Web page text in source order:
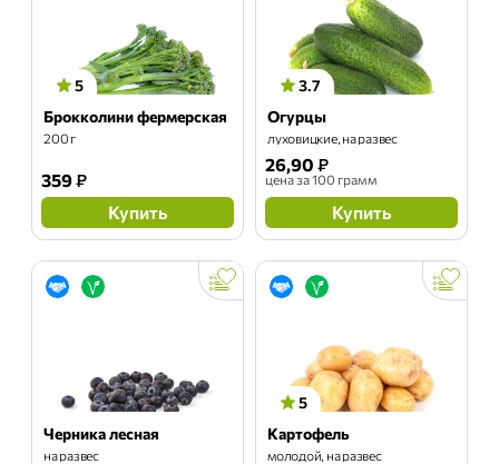
5
Брокколини фермерская
200 г
359₽
Купить
3.7
Огурцы
луховицкие, на развес
26,90 ₽
ценаза 100 грамм
Купить
Черника лесная
на развес
5
Картофель
молодой, на развес